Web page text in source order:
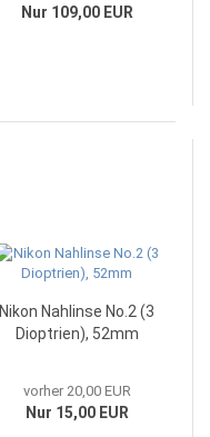
Nur 109,00 EUR
Nikon Nahlinse No.2 (3
Dioptrien), 52mm
vorher 20,00 EUR
Nur 15,00 EUR